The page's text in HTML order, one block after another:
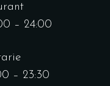
– 24:00
– 23:30